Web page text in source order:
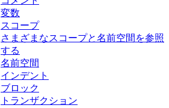
変数
スコープ
さまざまなスコープと名前空間を参照
する
名前空間
インデント
ブロック
トランザクション